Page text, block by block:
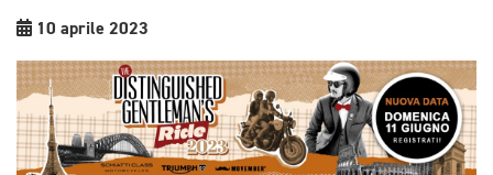
10 aprile 2023